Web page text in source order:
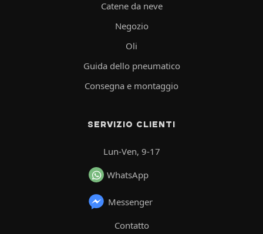
Catene da neve
Negozio
Oli
Guida dello pneumatico
Consegna e montaggio
SERVIZIO CLIENTI
Lun-Ven, 9-17
WhatsApp
Messenger
Contatto